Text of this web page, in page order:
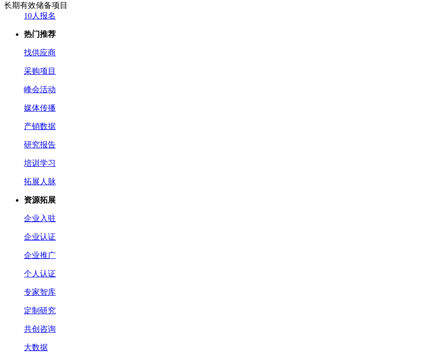
长期有效储备项目
10人报名
热门推荐
找供应商
采购项目
峰会活动
媒体传播
产销数据
研究报告
培训学习
拓展人脉
资源拓展
企业入驻
企业认证
企业推广
个人认证
专家智库
定制研究
共创咨询
大数据